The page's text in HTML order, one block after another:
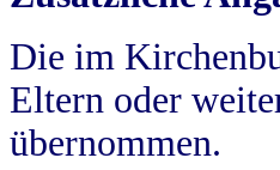
Die im
Eltern oder
übernommen.